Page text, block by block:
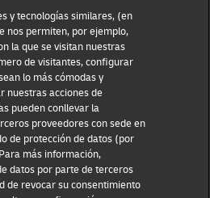
Waveland Ave
Legal Notice
Privacy Notice
Accessibility
y tecnologías similares, (en
nos permiten, por ejemplo,
la que se visitan nuestras
de visitantes, configurar
lo más cómodas y
nuestras acciones de
pueden conllevar la
proveedores con sede en
de protección de datos (por
más información,
datos por parte de terceros
de revocar su consentimiento